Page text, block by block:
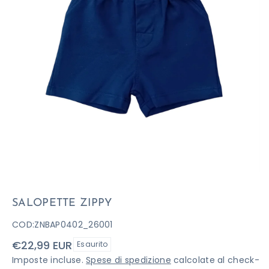
SALOPETTE ZIPPY
COD:ZNBAP0402_26001
Prezzo
di
€22,99 EUR Esaurito
Imposte incluse.Spese di spedizione calcolate al check-